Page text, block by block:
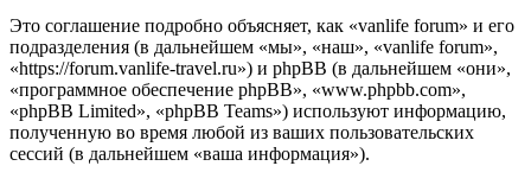
Это соглашение подробно объясняет, как «vanlife forum» и его
подразделения (в дальнейшем «мы», «наш», «vanlife forum»,
«https://forum.vanlife-travel.ru») и phpBB (в дальнейшем «они»,
«программное обеспечение phpBB», «www.phpbb.com»,
«phpBB Limited», «phpBB Teams») используют информацию,
полученную во время любой из ваших пользовательских
сессий (в дальнейшем «ваша информация»).